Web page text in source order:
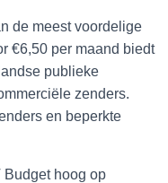
de meest voordelige
€6,50 per maand biedt
publieke
zenders.
en beperkte
Budget hoog op